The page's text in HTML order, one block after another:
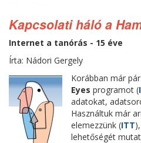
Kapcsolati háló a
Internet a tanórás - 15 éve
Írta: Nádori Gergely
Korábban már
Eyes programot (
adatokat,
Használtuk már
elemezzünk (ITT
lehetőségét